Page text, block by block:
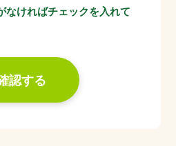
なければチェックを入れて
認する